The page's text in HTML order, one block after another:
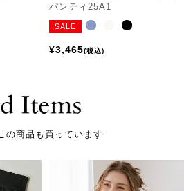
パンティ25A1
SALE
¥3,465 税込
の商品も買っています